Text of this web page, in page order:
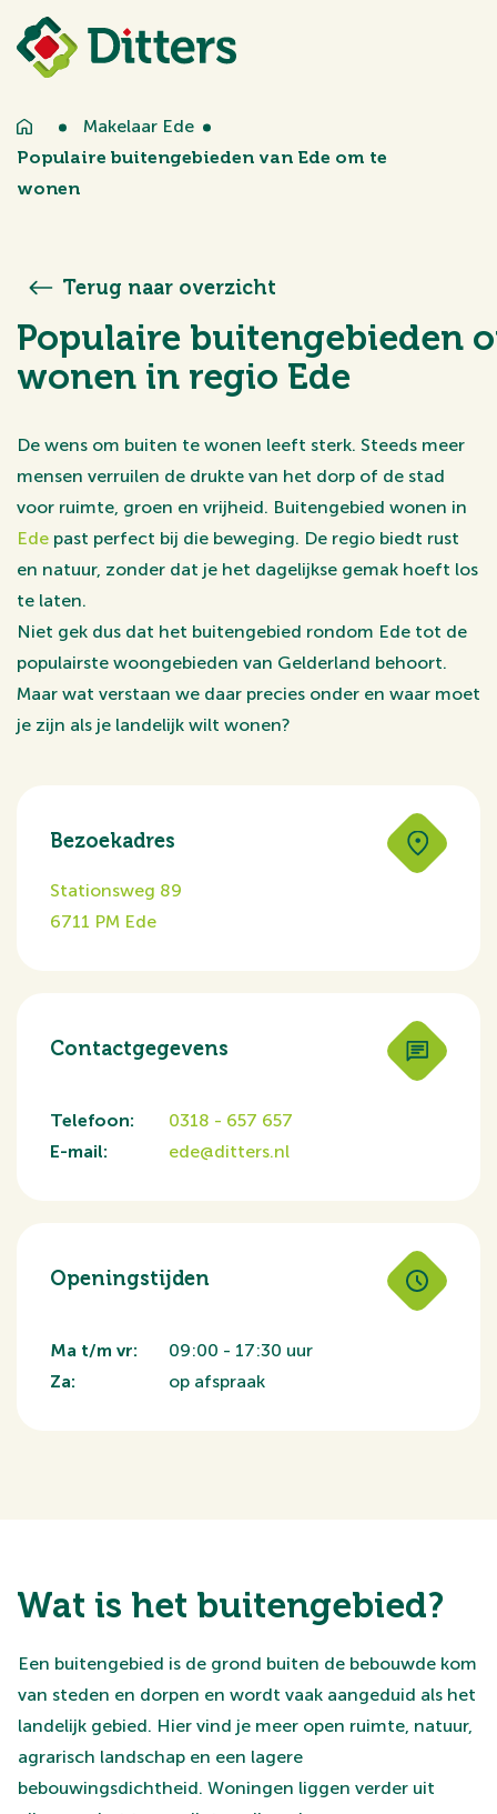
Makelaar Ede
Populaire buitengebieden van Ede om te
wonen
Populaire buitengebieden
wonen in regio Ede
De wens om buiten te wonen leeft sterk. Steeds meer
mensen verruilen de drukte van het dorp of de stad
voor ruimte, groen en vrijheid. Buitengebied wonen in
Ede past perfect bij die beweging. De regio biedt rust
en natuur, zonder dat je het dagelijkse gemak hoeft los
te laten.
Niet gek dus dat het buitengebied rondom Ede tot de
populairste woongebieden van Gelderland behoort.
Maar wat verstaan we daar precies onder en waar moet
je zijn als je landelijk wilt wonen?
Terug naar overzicht
Bezoekadres
Stationsweg 89
6711 PM Ede
Contactgegevens
Telefoon:
0318 - 657 657
E-mail:
ede@ditters.nl
Openingstijden
Ma t/m vr:
09:00 - 17:30 uur
Za:
op afspraak
Wat is het buitengebied?
Een buitengebied is de grond buiten de bebouwde kom
van steden en dorpen en wordt vaak aangeduid als het
landelijk gebied. Hier vind je meer open ruimte, natuur,
agrarisch landschap en een lagere
bebouwingsdichtheid. Woningen liggen verder uit